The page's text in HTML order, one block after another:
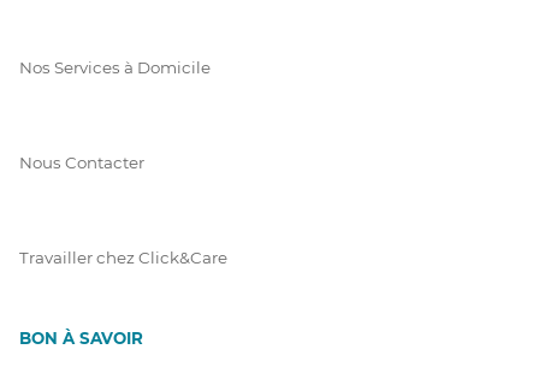
Nos Services à Domicile
Nous Contacter
Travailler chez Click&Care
BON À SAVOIR